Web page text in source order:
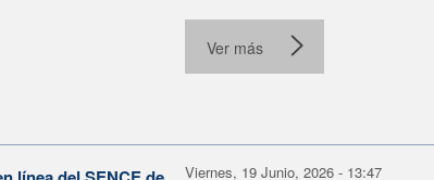
Ver más
Viernes, 19 Junio, 2026 - 13:47